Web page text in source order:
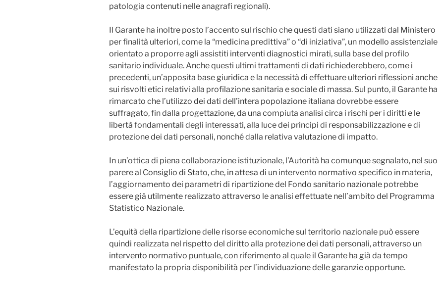
patologia contenuti nelle anagrafi regionali).
Il Garante ha inoltre posto l’accento sul rischio che questi dati siano utilizzati dal Ministero
per finalità ulteriori, come la “medicina predittiva” o “di iniziativa”, un modello assistenziale
orientato a proporre agli assistiti interventi diagnostici mirati, sulla base del profilo
sanitario individuale. Anche questi ultimi trattamenti di dati richiederebbero, come i
precedenti, un’apposita base giuridica e la necessità di effettuare ulteriori riflessioni anche
sui risvolti etici relativi alla profilazione sanitaria e sociale di massa. Sul punto, il Garante ha
rimarcato che l’utilizzo dei dati dell’intera popolazione italiana dovrebbe essere
suffragato, fin dalla progettazione, da una compiuta analisi circa i rischi per i diritti e le
libertà fondamentali degli interessati, alla luce dei principi di responsabilizzazione e di
protezione dei dati personali, nonché dalla relativa valutazione di impatto.
In un’ottica di piena collaborazione istituzionale, l’Autorità ha comunque segnalato, nel suo
parere al Consiglio di Stato, che, in attesa di un intervento normativo specifico in materia,
l’aggiornamento dei parametri di ripartizione del Fondo sanitario nazionale potrebbe
essere già utilmente realizzato attraverso le analisi effettuate nell’ambito del Programma
Statistico Nazionale.
L’equità della ripartizione delle risorse economiche sul territorio nazionale può essere
quindi realizzata nel rispetto del diritto alla protezione dei dati personali, attraverso un
intervento normativo puntuale, con riferimento al quale il Garante ha già da tempo
manifestato la propria disponibilità per l’individuazione delle garanzie opportune.